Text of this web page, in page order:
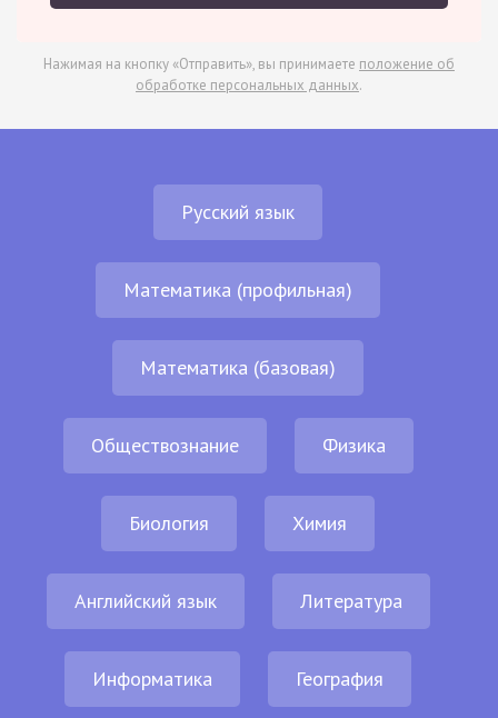
Нажимая на кнопку «Отправить», вы принимаете положение об
обработке персональных данных.
Русский язык
Математика (профильная)
Математика (базовая)
Обществознание Физика
Биология Химия
Английский язык Литература
Информатика География